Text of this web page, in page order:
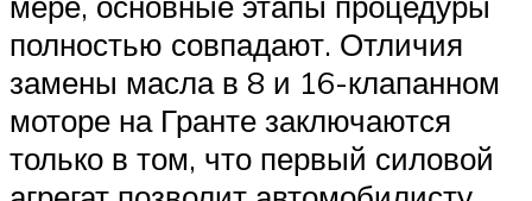
полностью совпадают. Отличия
замены масла в 8 и 16-клапанном
моторе на Гранте заключаются
только в том, что первый силовой